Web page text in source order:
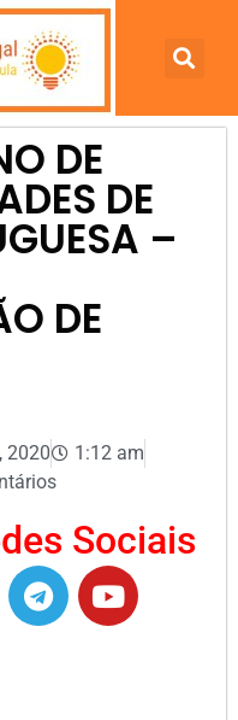
DE
DE
–
DE
2020
1:12 am
Sociais